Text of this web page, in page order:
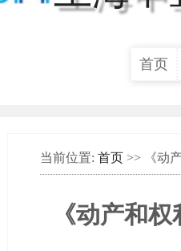
首页
当前位置: 首页 >> 《动
《动产和